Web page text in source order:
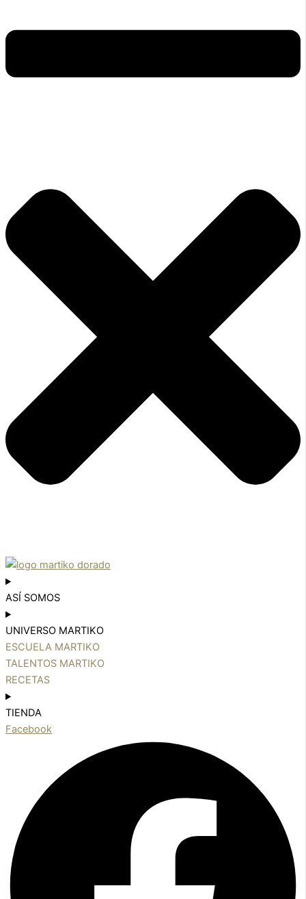
ASÍ SOMOS
UNIVERSO MARTIKO
ESCUELA MARTIKO
TALENTOS MARTIKO
RECETAS
TIENDA
Facebook